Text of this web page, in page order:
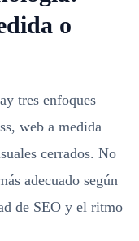
o
tres enfoques
web a medida
cerrados. No
adecuado según
de SEO y el ritmo